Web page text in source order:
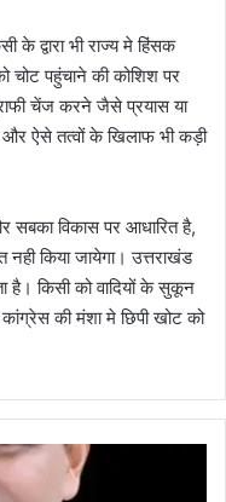
के द्वारा भी राज्य मे हिंसक
चोट पहुंचाने की कोशिश पर
चेंज करने जैसे प्रयास या
और ऐसे तत्वों के खिलाफ भी कड़ी
सबका विकास पर आधारित है,
नही किया जायेगा। उत्तराखंड
है। किसी को वादियों के सुकून
की मंशा मे छिपी खोट को